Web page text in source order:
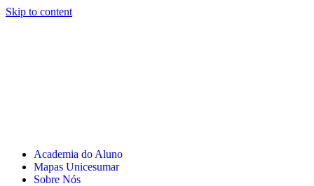
Skip to content
Academia do Aluno
Mapas Unicesumar
Sobre Nós